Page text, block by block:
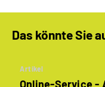
Das könnte Sie
Artikel
Online-Service -